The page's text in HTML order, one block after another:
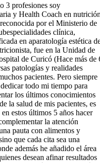
3 profesiones soy
y Health Coach en
por el Ministerio de
clínica,
en aparatología estética
fue en la Unidad de
de Curicó (Hace más de
patologías y realidades
pacientes. Pero siempre
todo mi tiempo para
los últimos conocimientos
la salud de mis pacientes, es
estos últimos 5 años hacer
la atención
pauta con alimentos y
que cada cita sea una
además he añadido el área
desean afinar resultados